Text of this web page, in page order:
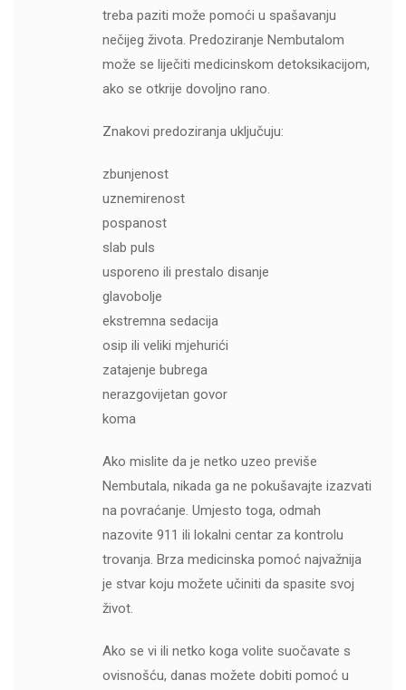
treba paziti može pomoći u spašavanju
nečijeg života. Predoziranje Nembutalom
može se liječiti medicinskom detoksikacijom,
ako se otkrije dovoljno rano.
Znakovi predoziranja uključuju:
zbunjenost
uznemirenost
pospanost
slab puls
usporeno ili prestalo disanje
glavobolje
ekstremna sedacija
osip ili veliki mjehurići
zatajenje bubrega
nerazgovijetan govor
koma
Ako mislite da je netko uzeo previše
Nembutala, nikada ga ne pokušavajte izazvati
na povraćanje. Umjesto toga, odmah
nazovite 911 ili lokalni centar za kontrolu
trovanja. Brza medicinska pomoć najvažnija
je stvar koju možete učiniti da spasite svoj
život.
Ako se vi ili netko koga volite suočavate s
ovisnošću, danas možete dobiti pomoć u